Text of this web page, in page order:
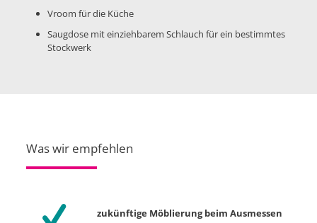
Vroom für die Küche
Saugdose mit einziehbarem Schlauch für ein bestimmtes
Stockwerk
Was wir empfehlen
zukünftige Möblierung beim Ausmessen